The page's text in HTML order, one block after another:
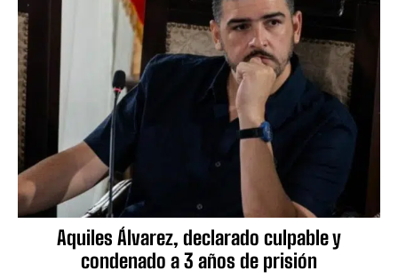
Aquiles Álvarez, declarado culpable y
condenado a 3 años de prisión